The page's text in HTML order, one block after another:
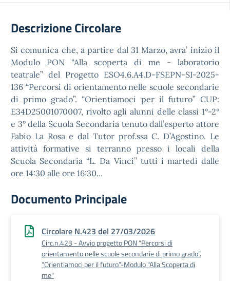
Descrizione Circolare
Si comunica che, a partire dal 31 Marzo, avra’ inizio il
Modulo PON “Alla scoperta di me - laboratorio
teatrale” del Progetto ESO4.6.A4.D-FSEPN-SI-2025-
136 “Percorsi di orientamento nelle scuole secondarie
di primo grado”. “Orientiamoci per il futuro” CUP:
E34D25001070007, rivolto agli alunni delle classi 1°-2°
e 3° della Scuola Secondaria tenuto dall’esperto attore
Fabio La Rosa e dal Tutor prof.ssa C. D’Agostino. Le
attività formative si terranno presso i locali della
Scuola Secondaria “L. Da Vinci” tutti i martedì dalle
ore 14:30 alle ore 16:30...
Documento Principale
Circolare N.423 del 27/03/2026
Circ.n.423 - Avvio progetto PON “Percorsi di
orientamento nelle scuole secondarie di primo grado”.
“Orientiamoci per il futuro”-Modulo "Alla Scoperta di
me"